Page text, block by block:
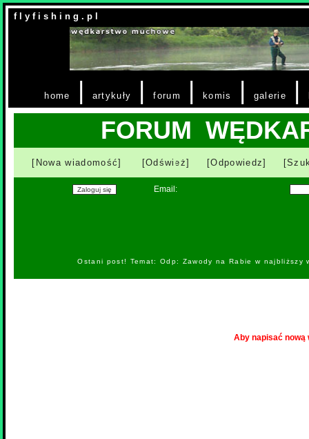
f l y f i s h i n g . p l
home | artykuły |forum | komis | galerie |
FORUM
[Nowa wiadomość] [Odśwież] [Odpowiedz]
Email:
Ostani post! Temat: Odp: Zawody na Rabie w
Aby napisać nową